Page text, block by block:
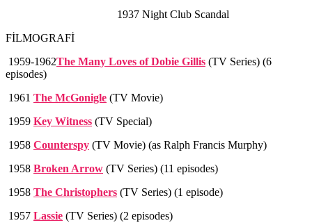
1937 Night Club Scandal
FİLMOGRAFİ
1959-1962The Many Loves of Dobie Gillis (TV Series) (6
episodes)
1961 The McGonigle (TV Movie)
1959 Key Witness (TV Special)
1958 Counterspy (TV Movie) (as Ralph Francis Murphy)
1958 Broken Arrow (TV Series) (11 episodes)
1958 The Christophers (TV Series) (1 episode)
1957 Lassie (TV Series) (2 episodes)